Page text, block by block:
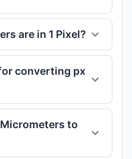
are in 1 Pixel?
converting px
to